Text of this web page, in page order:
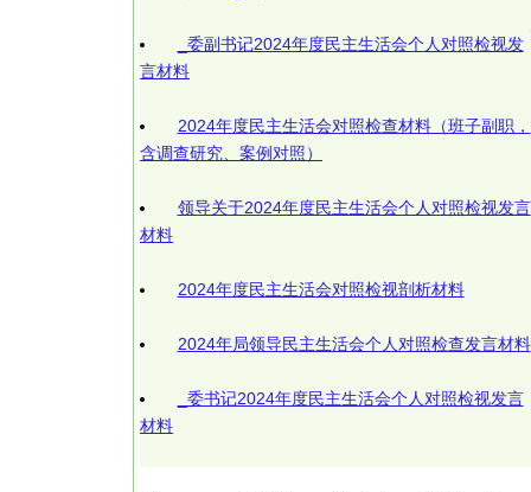
_委副书记2024年度民主生活会个人对照检视发
言材料
2024年度民主生活会对照检查材料（班子副职，
含调查研究、案例对照）
领导关于2024年度民主生活会个人对照检视发言
材料
2024年度民主生活会对照检视剖析材料
2024年局领导民主生活会个人对照检查发言材料
_委书记2024年度民主生活会个人对照检视发言
材料